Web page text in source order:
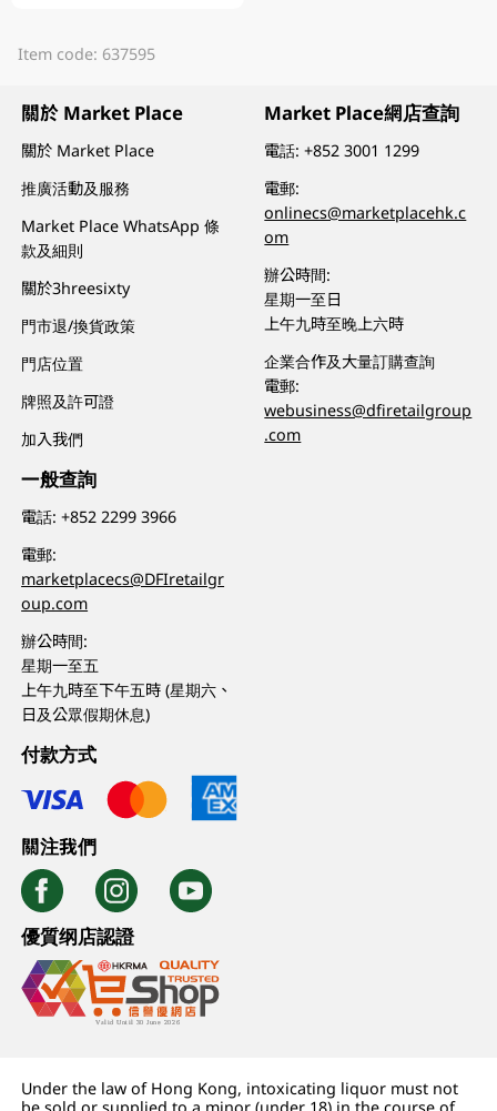
Item code: 637595
關於 Market Place
關於 Market Place
推廣活動及服務
Market Place WhatsApp 條
款及細則
關於3hreesixty
門市退/換貨政策
門店位置
牌照及許可證
加入我們
一般查詢
電話:+852 2299 3966
電郵:
marketplacecs@DFIretailgr
oup.com
辦公時間:
星期一至五
上午九時至下午五時 (星期六、
日及公眾假期休息)
Market Place網店查詢
電話:+852 3001 1299
電郵:
onlinecs@marketplacehk.c
om
辦公時間:
星期一至日
上午九時至晚上六時
企業合作及大量訂購查詢
電郵:
webusiness@dfiretailgroup
.com
付款方式
關注我們
優質纲店認證
Under the law of Hong Kong, intoxicating liquor must not